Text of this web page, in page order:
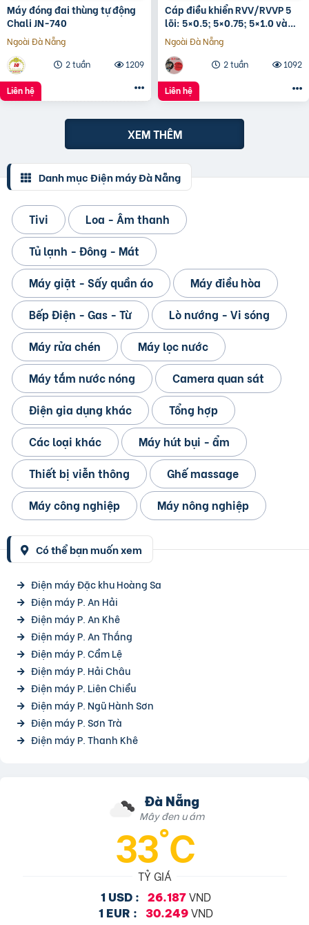
Máy đóng đai thùng tự động
Chali JN-740
Ngoài Đà Nẵng
2 tuần
1209
Liên hệ
Cáp điều khiển RVV/RVVP 5
lõi: 5×0.5; 5×0.75; 5×1.0 và
5×1.5
Ngoài Đà Nẵng
2 tuần
1092
Liên hệ
XEM THÊM
Danh mục Điện máy Đà Nẵng
Tivi
Loa - Âm thanh
Tủ lạnh - Đông - Mát
Máy giặt - Sấy quần áo
Máy điều hòa
Bếp Điện - Gas - Từ
Lò nướng - Vi sóng
Máy rửa chén
Máy lọc nước
Máy tắm nước nóng
Camera quan sát
Điện gia dụng khác
Tổng hợp
Các loại khác
Máy hút bụi - ẩm
Thiết bị viễn thông
Ghế massage
Máy công nghiệp
Máy nông nghiệp
Có thể bạn muốn xem
Điện máy Đặc khu Hoàng Sa
Điện máy P. An Hải
Điện máy P. An Khê
Điện máy P. An Thắng
Điện máy P. Cẩm Lệ
Điện máy P. Hải Châu
Điện máy P. Liên Chiểu
Điện máy P. Ngũ Hành Sơn
Điện máy P. Sơn Trà
Điện máy P. Thanh Khê
Đà Nẵng
Mây đen u ám
33°C
TỶ GIÁ
1 USD : 26.187 VND
1 EUR : 30.249 VND